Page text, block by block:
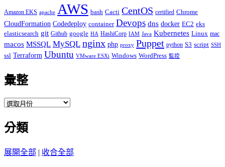
Amazon EKS apache AWS bash Cacti CentOS certified Chrome
CloudFormation Codedeploy container Devops dns docker EC2 eks
elasticsearch git Github google HA HashiCorp IAM Java Kubernetes Linux mac
macos MSSQL MySQL nginx php proxy Puppet python S3 script SSH
ssl Terraform Ubuntu VMware ESXi Windows WordPress 監控
彙整
彙
分類
展開全部 | 收合全部